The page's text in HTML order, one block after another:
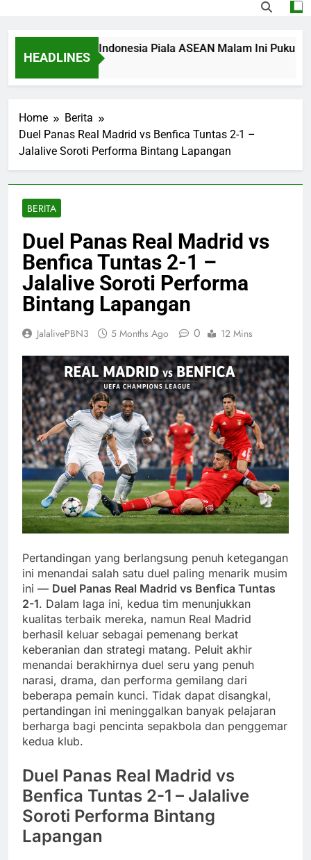
HEADLINES
Singapura vs Indonesia Piala ASEAN Malam Ini Pukul
Home
Berita
Duel Panas Real Madrid vs Benfica Tuntas 2-1 –
Jalalive Soroti Performa Bintang Lapangan
BERITA
Duel Panas Real Madrid vs
Benfica Tuntas 2-1 –
Jalalive Soroti Performa
Bintang Lapangan
JalalivePBN3 5 Months Ago 0 12 Mins
Pertandingan yang berlangsung penuh ketegangan
ini menandai salah satu duel paling menarik musim
ini — Duel Panas Real Madrid vs Benfica Tuntas
2-1. Dalam laga ini, kedua tim menunjukkan
kualitas terbaik mereka, namun Real Madrid
berhasil keluar sebagai pemenang berkat
keberanian dan strategi matang. Peluit akhir
menandai berakhirnya duel seru yang penuh
narasi, drama, dan performa gemilang dari
beberapa pemain kunci. Tidak dapat disangkal,
pertandingan ini meninggalkan banyak pelajaran
berharga bagi pencinta sepakbola dan penggemar
kedua klub.
Duel Panas Real Madrid vs
Benfica Tuntas 2-1 – Jalalive
Soroti Performa Bintang
Lapangan